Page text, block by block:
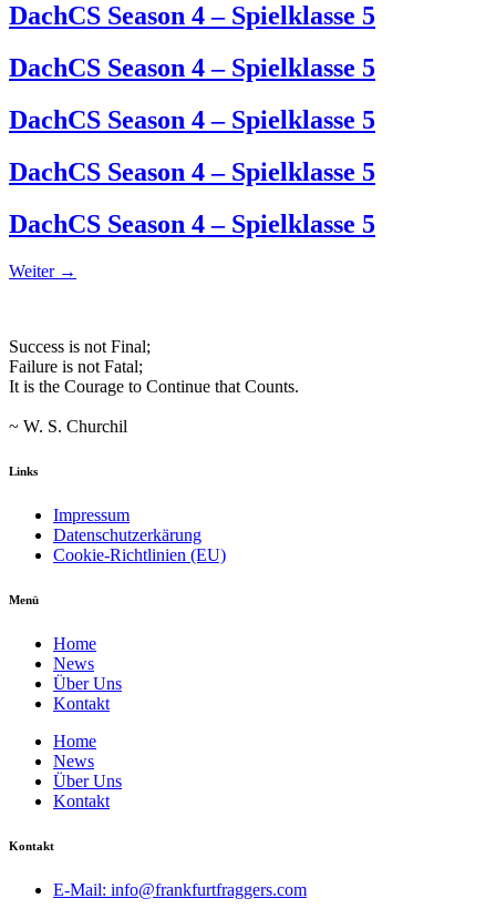
DachCS Season 4 – Spielklasse 5
DachCS Season 4 – Spielklasse 5
DachCS Season 4 – Spielklasse 5
DachCS Season 4 – Spielklasse 5
DachCS Season 4 – Spielklasse 5
Weiter →
Success is not Final;
Failure is not Fatal;
It is the Courage to Continue that Counts.
~ W. S. Churchil
Links
Impressum
Datenschutzerkärung
Cookie-Richtlinien (EU)
Menü
Home
News
Über Uns
Kontakt
Home
News
Über Uns
Kontakt
Kontakt
E-Mail: info@frankfurtfraggers.com